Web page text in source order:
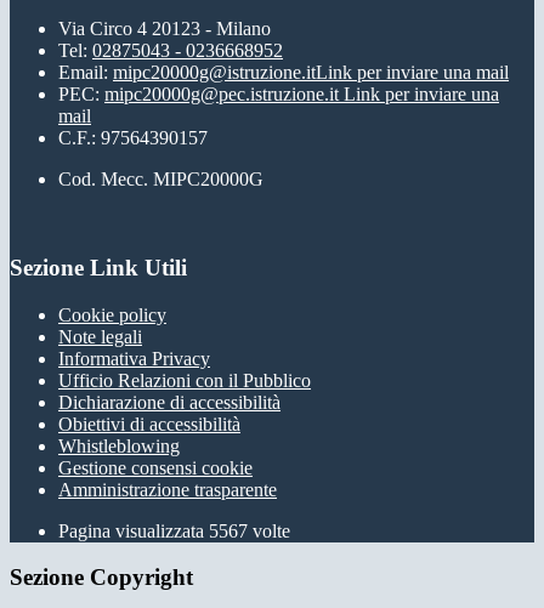
Via Circo 4 20123 - Milano
Tel: 02875043 - 0236668952
Email: mipc20000g@istruzione.itLink per inviare una mail
PEC: mipc20000g@pec.istruzione.it Link per inviare una
mail
C.F.: 97564390157
Cod. Mecc. MIPC20000G
Sezione Link Utili
Cookie policy
Note legali
Informativa Privacy
Ufficio Relazioni con il Pubblico
Dichiarazione di accessibilità
Obiettivi di accessibilità
Whistleblowing
Gestione consensi cookie
Amministrazione trasparente
Pagina visualizzata 5567 volte
Sezione Copyright